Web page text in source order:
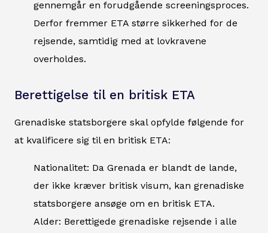
gennemgår en forudgående screeningsproces.
Derfor fremmer ETA større sikkerhed for de
rejsende, samtidig med at lovkravene
overholdes.
Berettigelse til en britisk ETA
Grenadiske statsborgere skal opfylde følgende for
at kvalificere sig til en britisk ETA:
Nationalitet: Da Grenada er blandt de lande,
der ikke kræver britisk visum, kan grenadiske
statsborgere ansøge om en britisk ETA.
Alder: Berettigede grenadiske rejsende i alle